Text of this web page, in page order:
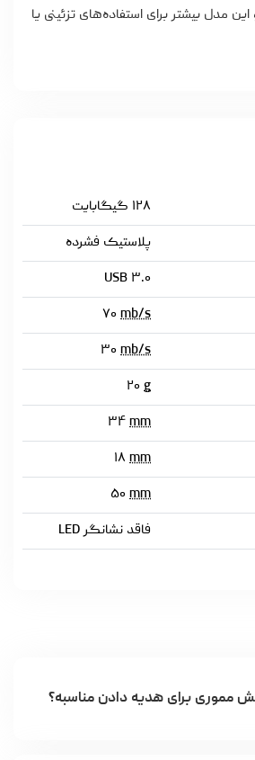
مدل بیشتر برای استفاده‌های تزئینی یا
۱۲۸ گیگابایت
پلاستیک فشرده
USB ۳.۰
۷۰ mb/s
۳۰ mb/s
۲۰ g
۳۴ mm
۱۸ mm
۵۰ mm
فاقد نشانگر LED